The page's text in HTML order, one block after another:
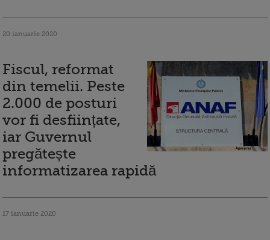
20 ianuarie 2020
Fiscul, reformat
din temelii. Peste
2.000 de posturi
vor fi desființate,
iar Guvernul
pregătește
informatizarea rapidă
17 ianuarie 2020